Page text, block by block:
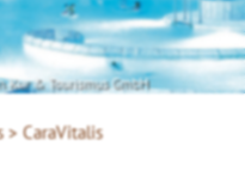
& Tourismus GmbH
>CaraVitalis